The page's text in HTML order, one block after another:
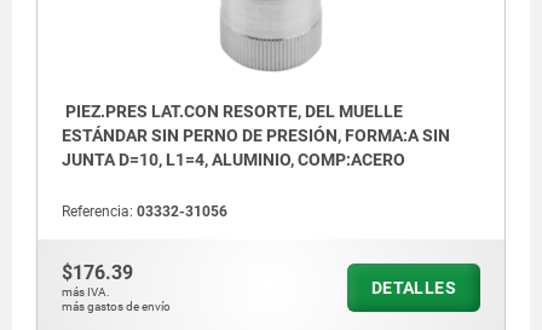
PIEZ.PRES LAT.CON RESORTE, DEL MUELLE
ESTÁNDAR SIN PERNO DE PRESIÓN, FORMA:A SIN
JUNTA D=10, L1=4, ALUMINIO, COMP:ACERO
Referencia: 03332-31056
$176.39
más IVA.
más gastos de envío
DETALLES